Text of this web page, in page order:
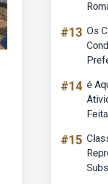
#13 Os
#14 é
#15